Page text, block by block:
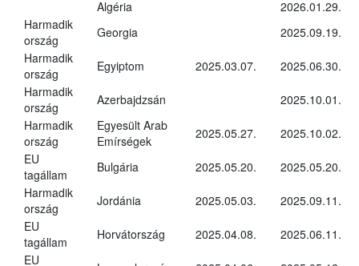
Algéria
2026.01.29.
Harmadik
ország
Georgia
2025.09.19.
Harmadik
ország
Egyiptom 2025.03.07.
2025.06.30.
Harmadik
ország
Azerbajdzsán
2025.10.01.
Harmadik
ország
Egyesült Arab
Emírségek
2025.05.27.
2025.10.02.
EU
tagállam
Bulgária 2025.05.20.
2025.05.20.
Harmadik
ország
Jordánia 2025.05.03.
2025.09.11.
EU
tagállam
Horvátország 2025.04.08.
2025.06.11.
EU